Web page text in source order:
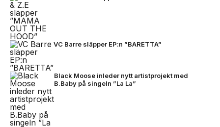
VC Barre släpper EP:n ”BARETTA”
Black Moose inleder nytt artistprojekt med
B.Baby på singeln ”La La”